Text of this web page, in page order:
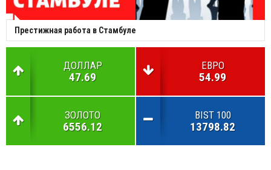
Престижная работа в Стамбуле
ДОЛЛАР
47.69
ЕВРО
54.99
ЗОЛОТО
6556.12
BIST 100
13798.82